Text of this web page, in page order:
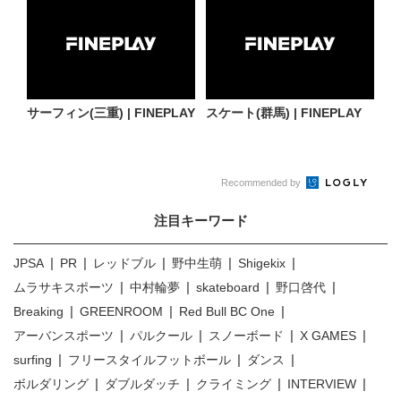
サーフィン(三重) | FINEPLAY スケート(群馬) | FINEPLAY
Recommended by
注目キーワード
JPSA PR レッドブル 野中生萌
Shigekix
ムラサキスポーツ
中村輪夢 skateboard
野口啓代
Breaking
GREENROOM
Red Bull BC One
アーバンスポーツ
パルクール スノーボード
X GAMES
surfing
フリースタイルフットボール
ダンス
ボルダリング
ダブルダッチ クライミング
INTERVIEW